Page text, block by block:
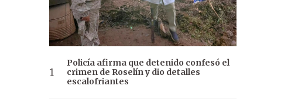
Policía afirma que detenido confesó el
crimen de Roselín y dio detalles
escalofriantes